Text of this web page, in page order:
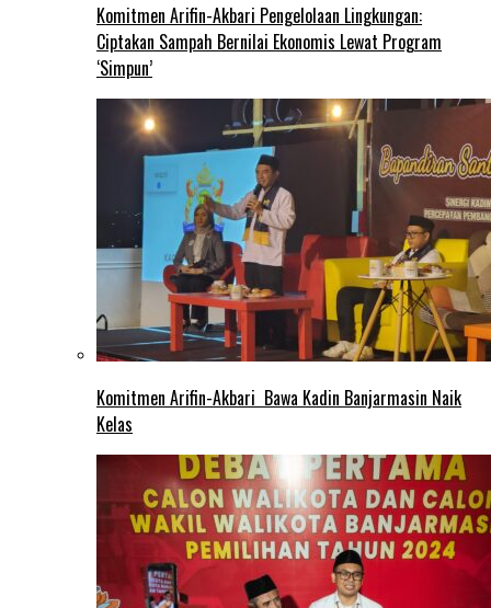
Komitmen Arifin-Akbari Pengelolaan Lingkungan:
Ciptakan Sampah Bernilai Ekonomis Lewat Program
‘Simpun’
Komitmen Arifin-Akbari Bawa Kadin Banjarmasin Naik
Kelas